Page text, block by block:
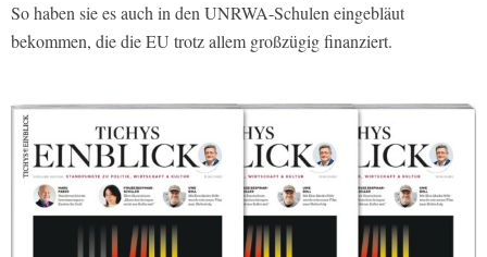
So haben sie es auch in den UNRWA-Schulen eingebläut
bekommen, die die EU trotz allem großzügig finanziert.